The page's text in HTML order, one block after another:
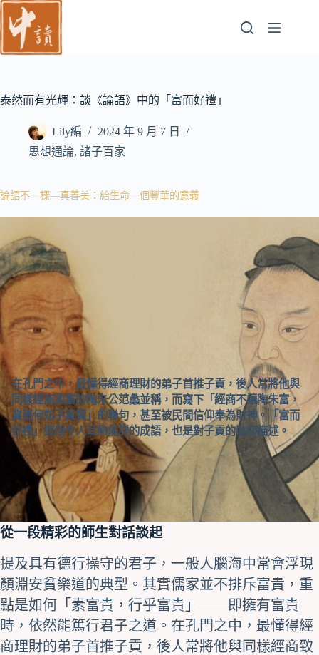
跳
至
主
容
泰然而有光輝：談《論語》中的「富而好禮」
Lily編
2024 年 9 月 7 日
思想通論, 諸子百家
論語不一樣—真善美：給生命一個豐華的意義
在孔門之中，最懂得經商理財的弟子首推子貢，後人常將他與
同樣經商致富的陶朱公范蠡並稱，而寫下「經商不讓陶朱富，
貨殖何妨子貢賢」的聯句，甚至被民間信仰奉為財神。「富而
好禮」這個今人耳熟能詳的成語，也是對子貢的貼切描述。
從一段精彩的師生對話談起
提及具有德行操守的君子，一般人腦海中常會浮現
顏淵安貧樂道的典型。其實儒家並不排斥富貴，重
點是如何「素富貴，行乎富貴」——即擁有富貴
時，依然能篤行君子之道。在孔門之中，最懂得經
商理財的弟子首推子貢 ，後人常將他與同樣經商致